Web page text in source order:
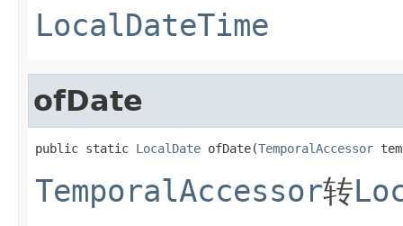
LocalDateTime
ofDate
public static LocalDate ofDate(TemporalAccessor
TemporalAccessor转